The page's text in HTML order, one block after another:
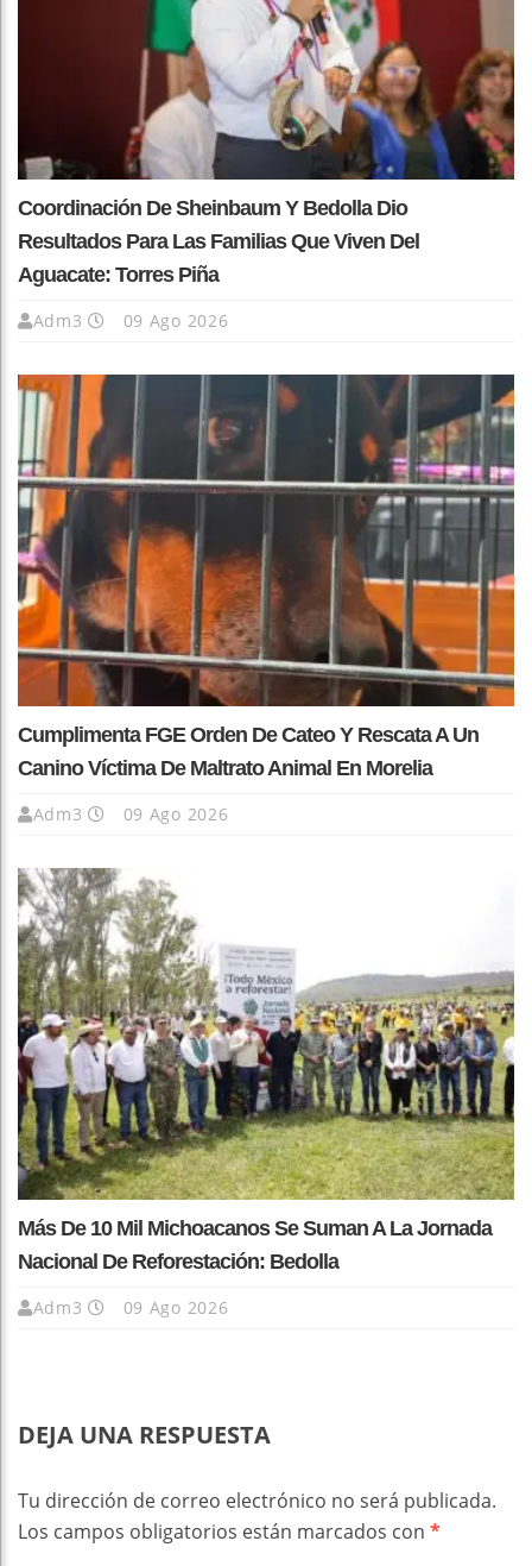
Coordinación De Sheinbaum Y Bedolla Dio
Resultados Para Las Familias Que Viven Del
Aguacate: Torres Piña
Adm3 09 Ago 2026
Cumplimenta FGE Orden De Cateo Y Rescata A Un
Canino Víctima De Maltrato Animal En Morelia
Adm3 09 Ago 2026
Más De 10 Mil Michoacanos Se Suman A La Jornada
Nacional De Reforestación: Bedolla
Adm3 09 Ago 2026
DEJA UNA RESPUESTA
Tu dirección de correo electrónico no será publicada.
Los campos obligatorios están marcados con *